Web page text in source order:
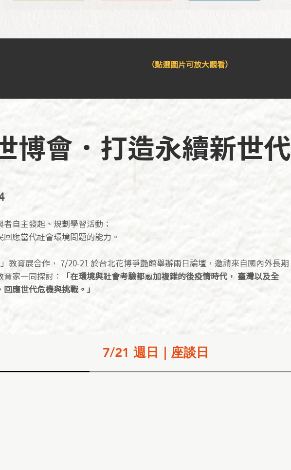
（點選圖片可放大觀看）
博會．打造永續新世代
自主發起、規劃學習活動；
應當代社會環境問題的能力。
教育展合作， 7/20-21 於台北花博爭艷館舉辦兩日論壇，邀請來自國內外長期
家一同探討：
「在環境與社會考驗都愈加複雜的後疫情時代， 臺灣以及全
應世代危機與挑戰。」
7/21 週日｜座談日